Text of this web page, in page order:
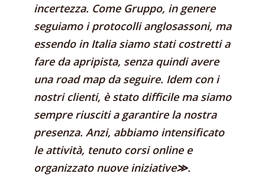
incertezza. Come Gruppo, in genere
seguiamo i protocolli anglosassoni, ma
essendo in Italia siamo stati costretti a
fare da apripista, senza quindi avere
una road map da seguire. Idem con i
nostri clienti, è stato difficile ma siamo
sempre riusciti a garantire la nostra
presenza. Anzi, abbiamo intensificato
le attività, tenuto corsi online e
organizzato nuove iniziative≫.